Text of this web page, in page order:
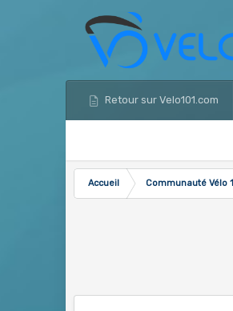
Retour sur Velo101.com
Accueil Communauté Vélo